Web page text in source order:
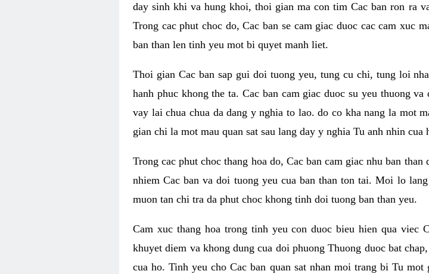
day sinh khi va hung khoi, thoi gian ma con tim Cac ban ron ra
Trong cac phut choc do, Cac ban se cam giac duoc cac cam xuc
ban than len tinh yeu mot bi quyet manh liet.
Thoi gian Cac ban sap gui doi tuong yeu, tung cu chi, tung loi
hanh phuc khong the ta. Cac ban cam giac duoc su yeu thuong
vay lai chua chua da dang y nghia to lao. do co kha nang la mot
gian chi la mot mau quan sat sau lang day y nghia Tu anh nhin cua
Trong cac phut choc thang hoa do, Cac ban cam giac nhu ban
nhiem Cac ban va doi tuong yeu cua ban than ton tai. Moi lo
muon tan chi tra da phut choc khong tinh doi tuong ban than yeu.
Cam xuc thang hoa trong tinh yeu con duoc bieu hien qua viec
khuyet diem va khong dung cua doi phuong Thuong duoc bat
cua ho. Tinh yeu cho Cac ban quan sat nhan moi trang bi Tu